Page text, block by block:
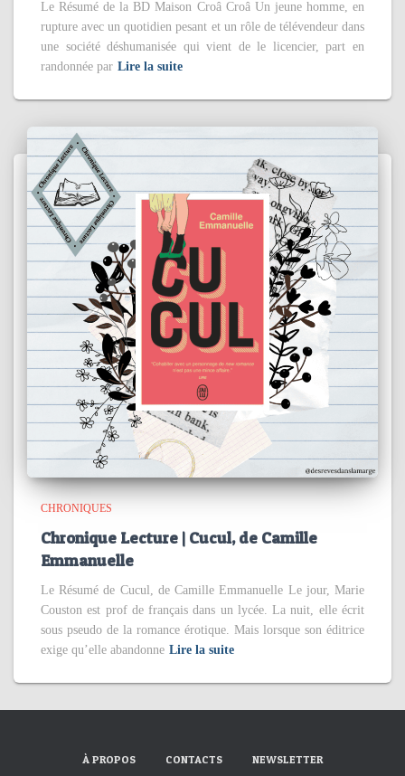
Le Résumé de la BD Maison Croâ Croâ Un jeune homme, en
rupture avec un quotidien pesant et un rôle de télévendeur dans
une société déshumanisée qui vient de le licencier, part en
randonnée par Lire la suite
CHRONIQUES
Chronique Lecture | Cucul, de Camille
Emmanuelle
Le Résumé de Cucul, de Camille Emmanuelle Le jour, Marie
Couston est prof de français dans un lycée. La nuit, elle écrit
sous pseudo de la romance érotique. Mais lorsque son éditrice
exige qu’elle abandonne Lire la suite
À PROPOS CONTACTS NEWSLETTER